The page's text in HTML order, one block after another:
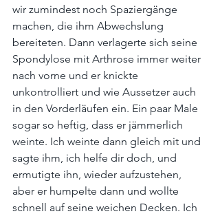
wir zumindest noch Spaziergänge
machen, die ihm Abwechslung
bereiteten. Dann verlagerte sich seine
Spondylose mit Arthrose immer weiter
nach vorne und er knickte
unkontrolliert und wie Aussetzer auch
in den Vorderläufen ein. Ein paar Male
sogar so heftig, dass er jämmerlich
weinte. Ich weinte dann gleich mit und
sagte ihm, ich helfe dir doch, und
ermutigte ihn, wieder aufzustehen,
aber er humpelte dann und wollte
schnell auf seine weichen Decken. Ich